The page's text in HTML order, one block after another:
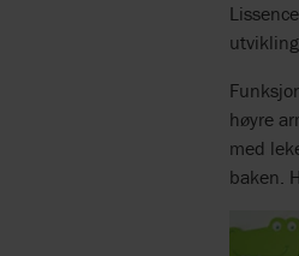
høyre
med
baken.